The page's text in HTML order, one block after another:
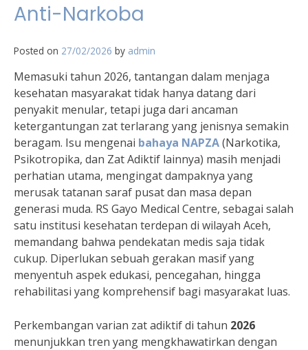
Anti-Narkoba
Posted on 27/02/2026 by admin
Memasuki tahun 2026, tantangan dalam menjaga
kesehatan masyarakat tidak hanya datang dari
penyakit menular, tetapi juga dari ancaman
ketergantungan zat terlarang yang jenisnya semakin
beragam. Isu mengenai bahaya NAPZA(Narkotika,
Psikotropika, dan Zat Adiktif lainnya) masih menjadi
perhatian utama, mengingat dampaknya yang
merusak tatanan saraf pusat dan masa depan
generasi muda. RS Gayo Medical Centre, sebagai salah
satu institusi kesehatan terdepan di wilayah Aceh,
memandang bahwa pendekatan medis saja tidak
cukup. Diperlukan sebuah gerakan masif yang
menyentuh aspek edukasi, pencegahan, hingga
rehabilitasi yang komprehensif bagi masyarakat luas.
Perkembangan varian zat adiktif di tahun 2026
menunjukkan tren yang mengkhawatirkan dengan